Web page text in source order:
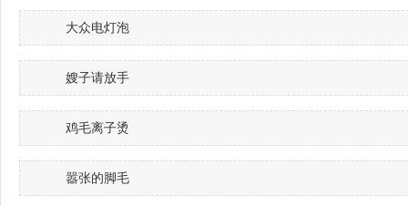
大众电灯泡
嫂子请放手
鸡毛离子烫
嚣张的脚毛